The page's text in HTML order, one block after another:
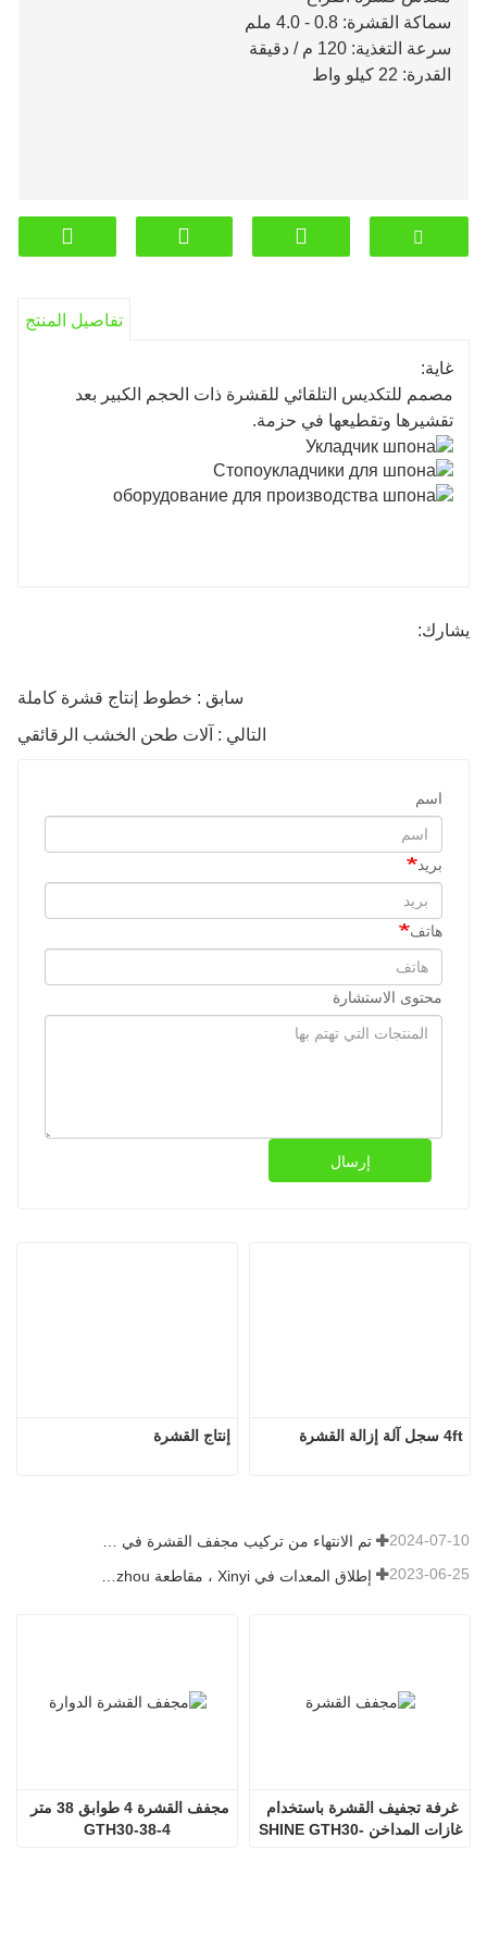
سماكة القشرة: 0.8 - 4.0 ملم
سرعة التغذية: 120 م / دقيقة
القدرة: 22 كيلو واط
تفاصيل المنتج
غاية:
مصمم للتكديس التلقائي للقشرة ذات الحجم الكبير بعد
تقشيرها وتقطيعها في حزمة.
يشارك:
سابق : خطوط إنتاج قشرة كاملة
التالي : آلات طحن الخشب الرقائقي
اسم
بريد
هاتف
محتوى الاستشارة
إرسال
إنتاج القشرة 4ft سجل آلة إزالة القشرة
تم الانتهاء من تركيب مجفف القشرة في رومانيا. 2024-07-10
2023-06-25
GTH30-38-4
غازات المداخن SHINE GTH30-